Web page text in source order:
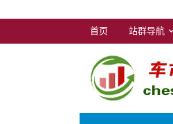
首页 站群导航